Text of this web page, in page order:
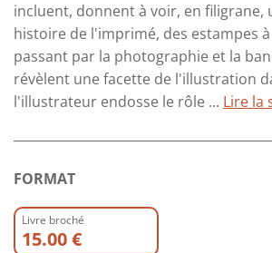
incluent, donnent à voir, en filigrane,
histoire de l'imprimé, des estampes
passant par la photographie et la
révèlent une facette de l'illustration
l'illustrateur endosse le rôle ... Lire la
FORMAT
Livre broché
15.00 €